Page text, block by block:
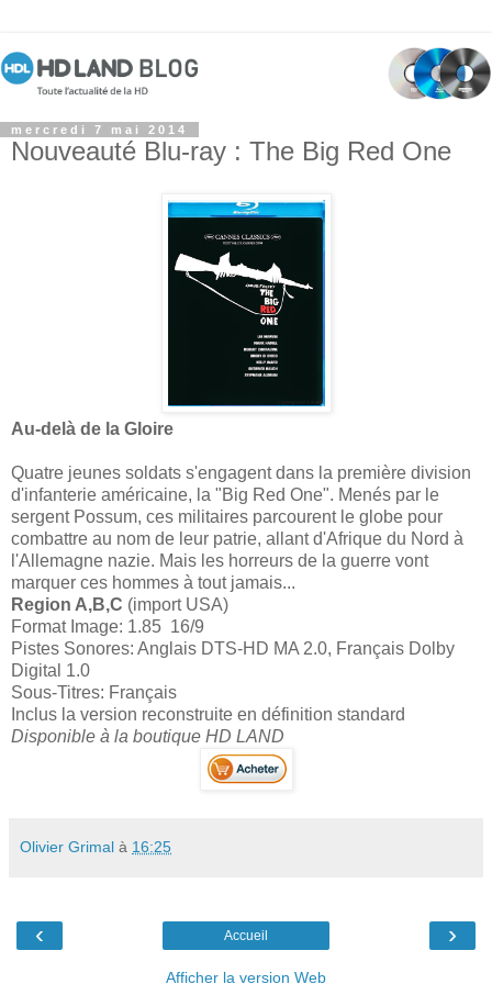
mercredi 7 mai 2014
Nouveauté Blu-ray : The Big Red One
Au-delà de la Gloire
Quatre jeunes soldats s'engagent dans la première division
d'infanterie américaine, la "Big Red One". Menés par le
sergent Possum, ces militaires parcourent le globe pour
combattre au nom de leur patrie, allant d'Afrique du Nord à
l'Allemagne nazie. Mais les horreurs de la guerre vont
marquer ces hommes à tout jamais...
Region A,B,C (import USA)
Format Image: 1.85 16/9
Pistes Sonores: Anglais DTS-HD MA 2.0, Français Dolby
Digital 1.0
Sous-Titres: Français
Inclus la version reconstruite en définition standard
Disponible à la boutique HD LAND
Olivier Grimal à 16:25
‹ ›
Accueil
Afficher la version Web